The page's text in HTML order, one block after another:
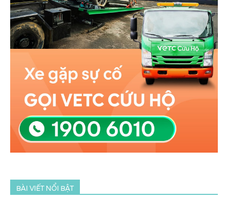
BÀI VIẾT NỔI BẬT